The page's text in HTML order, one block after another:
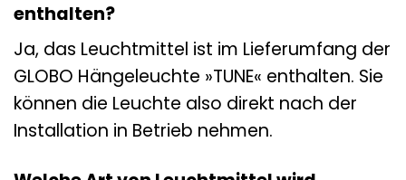
enthalten?
Ja, das Leuchtmittel ist im Lieferumfang der
GLOBO Hängeleuchte »TUNE« enthalten. Sie
können die Leuchte also direkt nach der
Installation in Betrieb nehmen.